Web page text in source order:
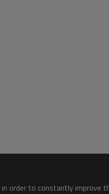
order to constantly improve